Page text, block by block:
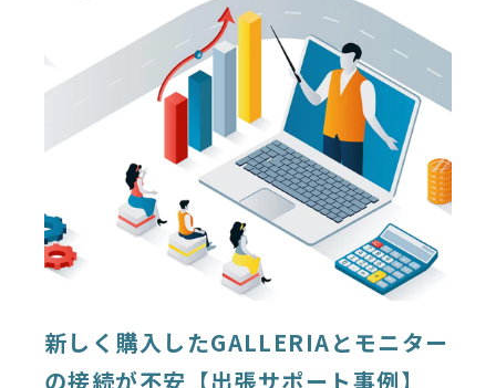
新しく購入したGALLERIAとモニター
の接続が不安【出張サポート事例】